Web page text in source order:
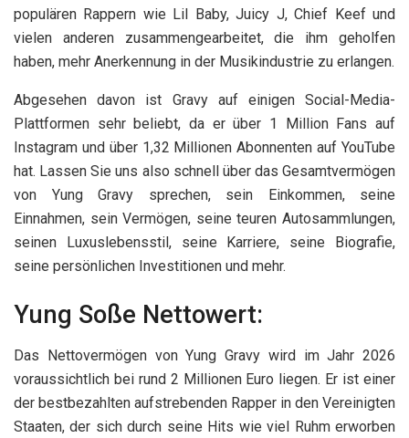
populären Rappern wie Lil Baby, Juicy J, Chief Keef und
vielen anderen zusammengearbeitet, die ihm geholfen
haben, mehr Anerkennung in der Musikindustrie zu erlangen.
Abgesehen davon ist Gravy auf einigen Social-Media-
Plattformen sehr beliebt, da er über 1 Million Fans auf
Instagram und über 1,32 Millionen Abonnenten auf YouTube
hat. Lassen Sie uns also schnell über das Gesamtvermögen
von Yung Gravy sprechen, sein Einkommen, seine
Einnahmen, sein Vermögen, seine teuren Autosammlungen,
seinen Luxuslebensstil, seine Karriere, seine Biografie,
seine persönlichen Investitionen und mehr.
Yung Soße Nettowert:
Das Nettovermögen von Yung Gravy wird im Jahr 2026
voraussichtlich bei rund 2 Millionen Euro liegen. Er ist einer
der bestbezahlten aufstrebenden Rapper in den Vereinigten
Staaten, der sich durch seine Hits wie viel Ruhm erworben